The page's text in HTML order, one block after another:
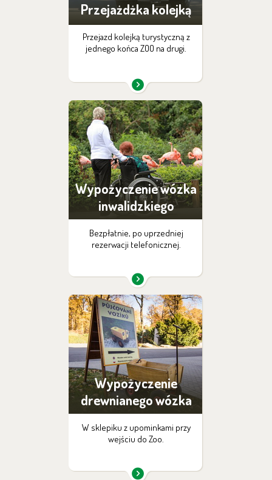
Przejażdżka kolejką
Przejazd kolejką turystyczną z
jednego końca ZOO na drugi.
Wypożyczenie wózka
inwalidzkiego
Bezpłatnie, po uprzedniej
rezerwacji telefonicznej.
Wypożyczenie
drewnianego wózka
W sklepiku z upominkami przy
wejściu do Zoo.